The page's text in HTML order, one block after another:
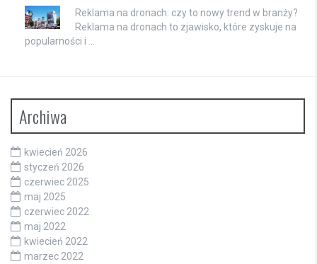
Reklama na dronach: czy to nowy trend w branży?
Reklama na dronach to zjawisko, które zyskuje na
popularności i …
Archiwa
kwiecień 2026
styczeń 2026
czerwiec 2025
maj 2025
czerwiec 2022
maj 2022
kwiecień 2022
marzec 2022